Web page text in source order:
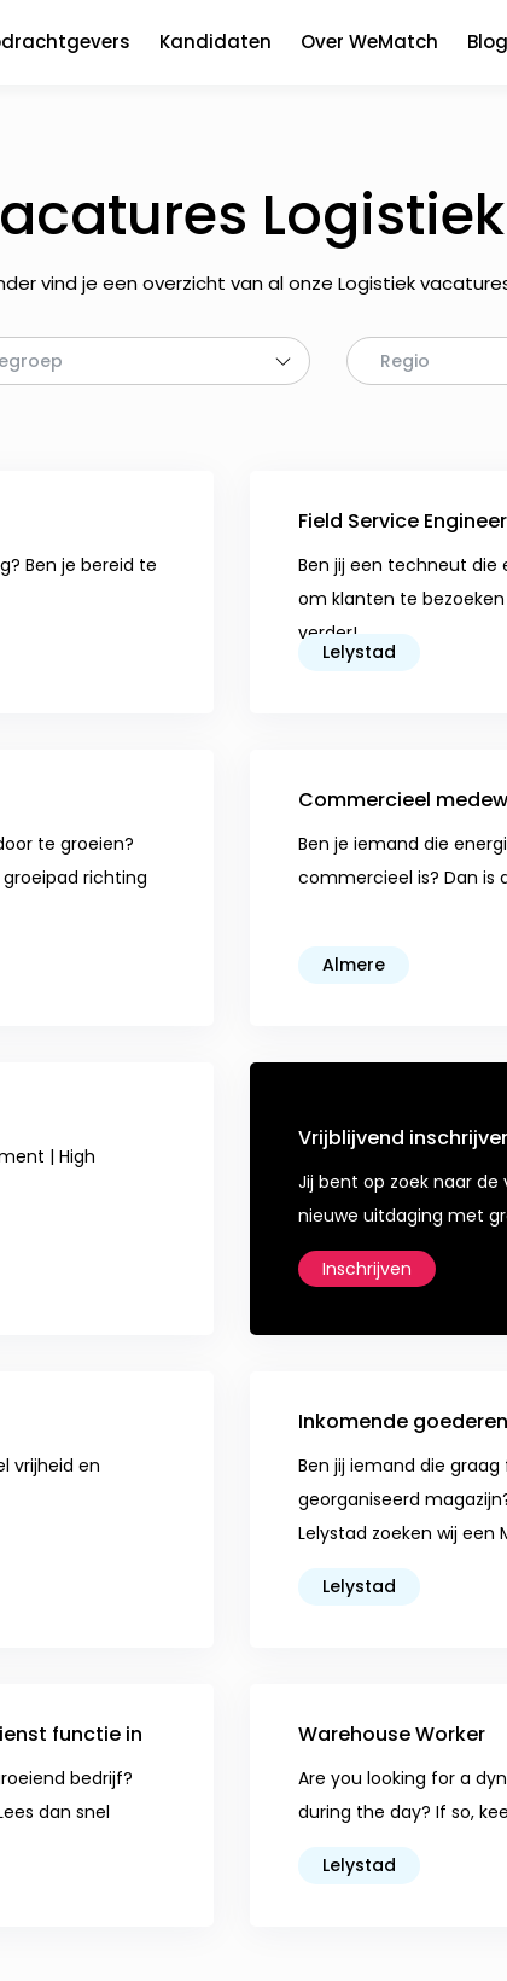
Kandidaten Over WeMatch
Logistiek
vind je een overzicht van al onze Logistiek
Regio
Ben je bereid te
Field Service
Ben jij een techneut die
om klanten te
verder!
Lelystad
te groeien?
richting
Commercieel
Ben je iemand die
commercieel is? Dan is
Almere
| High
Vrijblijvend
Jij bent op zoek naar de
nieuwe uitdaging met
Inschrijven
vrijheid en
Inkomende goederen
Ben jij iemand die
georganiseerd
Lelystad zoeken wij een
Lelystad
functie in
bedrijf?
dan snel
Warehouse Worker
Are you looking for a
during the day? If so,
Lelystad